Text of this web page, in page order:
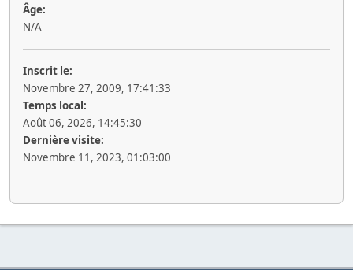
Âge:
N/A
Inscrit le:
Novembre 27, 2009, 17:41:33
Temps local:
Août 06, 2026, 14:45:30
Dernière visite:
Novembre 11, 2023, 01:03:00